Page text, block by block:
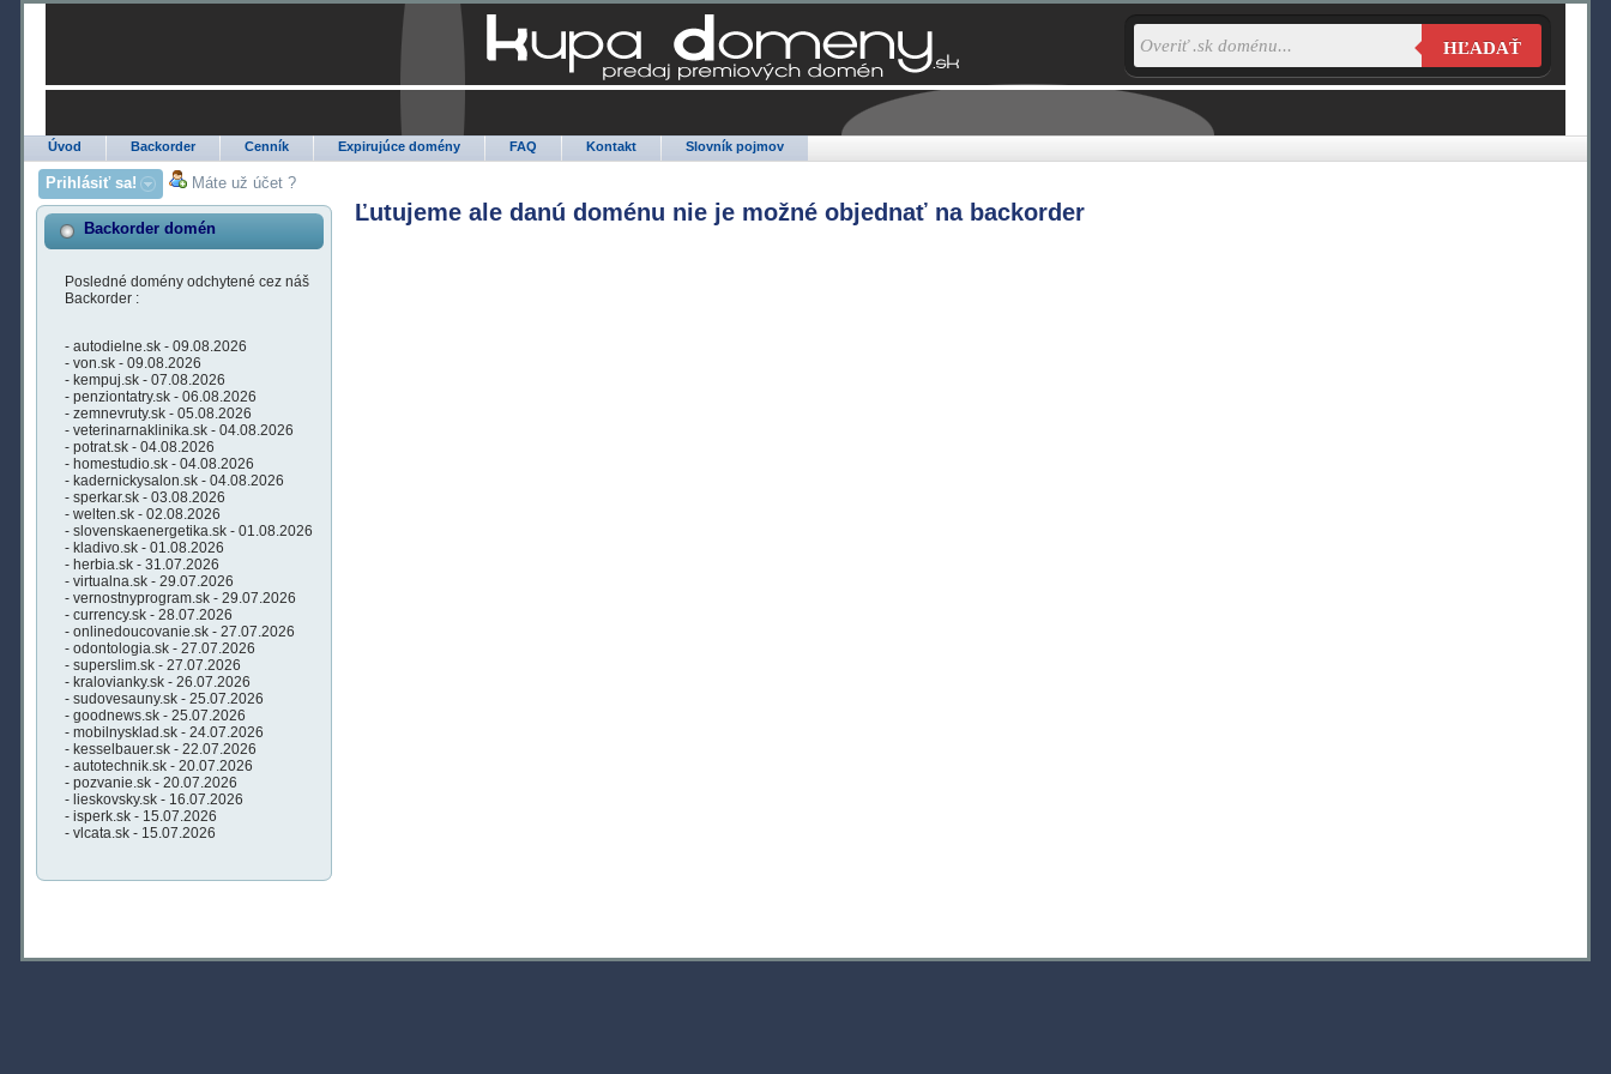
Úvod Backorder Cenník Expirujúce domény FAQ Kontakt Slovník pojmov
HĽADAŤ
Prihlásiť sa! Máte už účet ?
Backorder domén
Posledné domény odchytené cez náš
Backorder :
- autodielne.sk - 09.08.2026
- von.sk - 09.08.2026
- kempuj.sk - 07.08.2026
- penziontatry.sk - 06.08.2026
- zemnevruty.sk - 05.08.2026
- veterinarnaklinika.sk - 04.08.2026
- potrat.sk - 04.08.2026
- homestudio.sk - 04.08.2026
- kadernickysalon.sk - 04.08.2026
- sperkar.sk - 03.08.2026
- welten.sk - 02.08.2026
- slovenskaenergetika.sk - 01.08.2026
- kladivo.sk - 01.08.2026
- herbia.sk - 31.07.2026
- virtualna.sk - 29.07.2026
- vernostnyprogram.sk - 29.07.2026
- currency.sk - 28.07.2026
- onlinedoucovanie.sk - 27.07.2026
- odontologia.sk - 27.07.2026
- superslim.sk - 27.07.2026
- kralovianky.sk - 26.07.2026
- sudovesauny.sk - 25.07.2026
- goodnews.sk - 25.07.2026
- mobilnysklad.sk - 24.07.2026
- kesselbauer.sk - 22.07.2026
- autotechnik.sk - 20.07.2026
- pozvanie.sk - 20.07.2026
- lieskovsky.sk - 16.07.2026
- isperk.sk - 15.07.2026
- vlcata.sk - 15.07.2026
Ľutujeme ale danú doménu nie je možné objednať na backorder